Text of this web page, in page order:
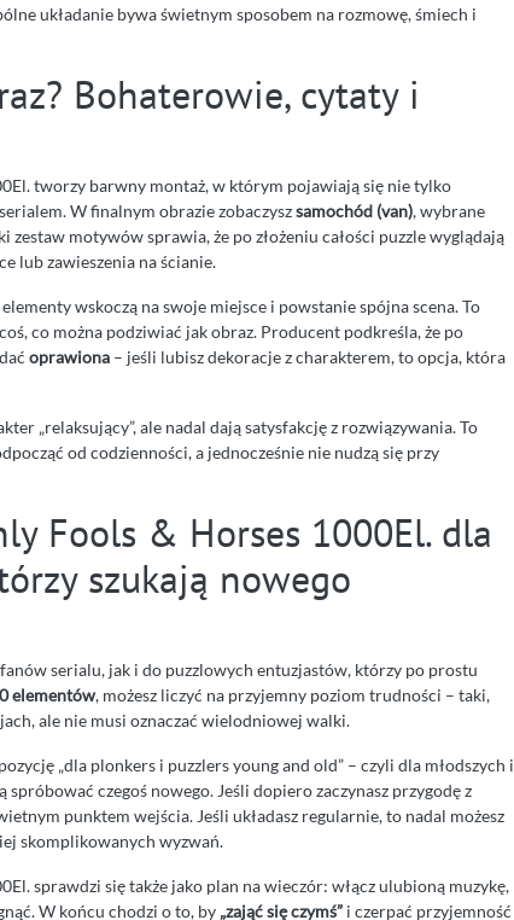
układanie bywa świetnym sposobem na rozmowę, śmiech i
Bohaterowie, cytaty i
tworzy barwny montaż, w którym pojawiają się nie tylko
W finalnym obrazie zobaczyszsamochód (van), wybrane
zestaw motywów sprawia, że po złożeniu całości puzzle wyglądają
lub zawieszenia na ścianie.
wskoczą na swoje miejsce i powstanie spójna scena. To
co można podziwiać jak obraz. Producent podkreśla, że po
oprawiona – jeśli lubisz dekoracje z charakterem, to opcja, która
„relaksujący”, ale nadal dają satysfakcję z rozwiązywania. To
od codzienności, a jednocześnie nie nudzą się przy
Fools & Horses 1000El. dla
szukają nowego
serialu, jak i do puzzlowych entuzjastów, którzy po prostu
elementów, możesz liczyć na przyjemny poziom trudności – taki,
ale nie musi oznaczać wielodniowej walki.
„dla plonkers i puzzlers young and old” – czyli dla młodszych i
czegoś nowego. Jeśli dopiero zaczynasz przygodę z
punktem wejścia. Jeśli układasz regularnie, to nadal możesz
skomplikowanych wyzwań.
sprawdzi się także jako plan na wieczór: włącz ulubioną muzykę,
W końcu chodzi o to, by „zająć się czymś” i czerpać przyjemność